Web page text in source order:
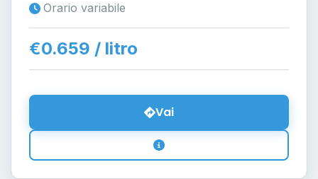
Orario variabile
€0.659 / litro
Vai